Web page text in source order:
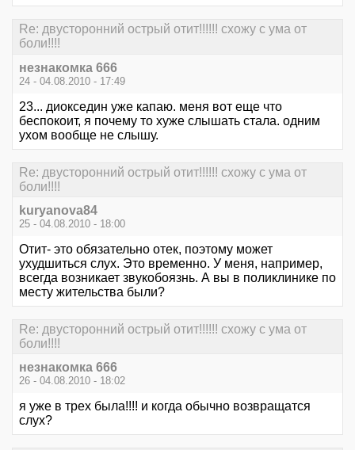
Re: двусторонний острый отит!!!!!! схожу с ума от
боли!!!!
незнакомка 666
24 - 04.08.2010 - 17:49
23... диокседин уже капаю. меня вот еще что
беспокоит, я почему то хуже слышать стала. одним
ухом вообще не слышу.
Re: двусторонний острый отит!!!!!! схожу с ума от
боли!!!!
kuryanova84
25 - 04.08.2010 - 18:00
Отит- это обязательно отек, поэтому может
ухудшиться слух. Это временно. У меня, например,
всегда возникает звукобоязнь. А вы в поликлинике по
месту жительства были?
Re: двусторонний острый отит!!!!!! схожу с ума от
боли!!!!
незнакомка 666
26 - 04.08.2010 - 18:02
я уже в трех была!!!! и когда обычно возвращатся
слух?